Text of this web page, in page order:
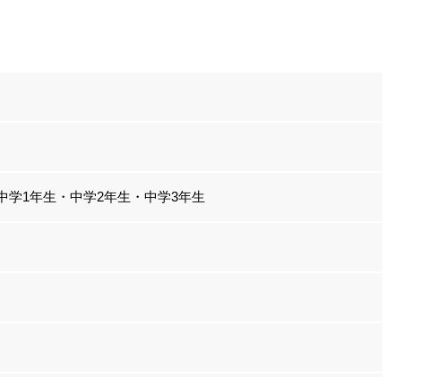
学1年生・中学2年生・中学3年生